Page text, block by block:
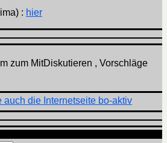
: hier
zum MitDiskutieren , Vorschläge